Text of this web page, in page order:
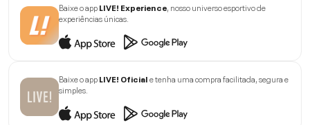
Baixe o appLIVE! Experience, nosso universo esportivo de
experiências únicas.
Baixe o appLIVE! Oficiale tenha uma compra facilitada, segura e
simples.